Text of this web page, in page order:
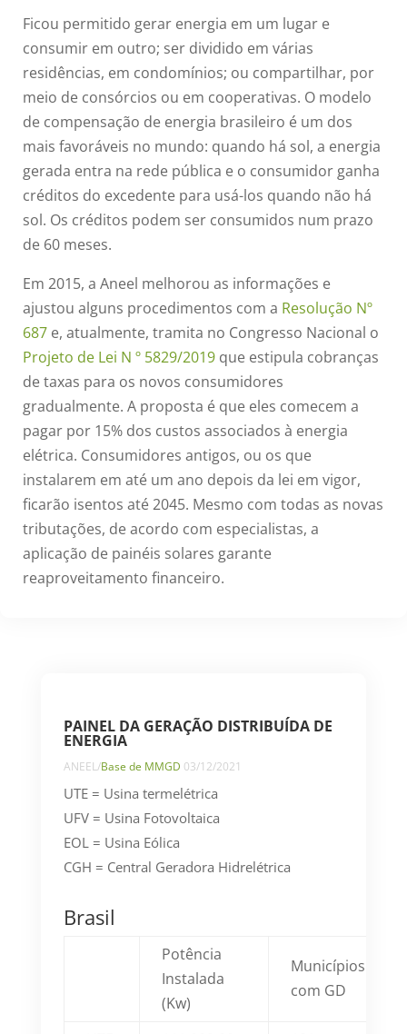
Ficou permitido gerar energia em um lugar e
consumir em outro; ser dividido em várias
residências, em condomínios; ou compartilhar, por
meio de consórcios ou em cooperativas. O modelo
de compensação de energia brasileiro é um dos
mais favoráveis no mundo: quando há sol, a energia
gerada entra na rede pública e o consumidor ganha
créditos do excedente para usá-los quando não há
sol. Os créditos podem ser consumidos num prazo
de 60 meses.
Em 2015, a Aneel melhorou as informações e
ajustou alguns procedimentos com a Resolução Nº
687 e, atualmente, tramita no Congresso Nacional o
Projeto de Lei N º 5829/2019 que estipula cobranças
de taxas para os novos consumidores
gradualmente. A proposta é que eles comecem a
pagar por 15% dos custos associados à energia
elétrica. Consumidores antigos, ou os que
instalarem em até um ano depois da lei em vigor,
ficarão isentos até 2045. Mesmo com todas as novas
tributações, de acordo com especialistas, a
aplicação de painéis solares garante
reaproveitamento financeiro.
PAINEL DA GERAÇÃO DISTRIBUÍDA DE
ENERGIA
ANEEL/Base de MMGD 03/12/2021
UTE = Usina termelétrica
UFV = Usina Fotovoltaica
EOL = Usina Eólica
CGH = Central Geradora Hidrelétrica
Brasil
Potência
Instalada
(Kw)
Municípios
com GD